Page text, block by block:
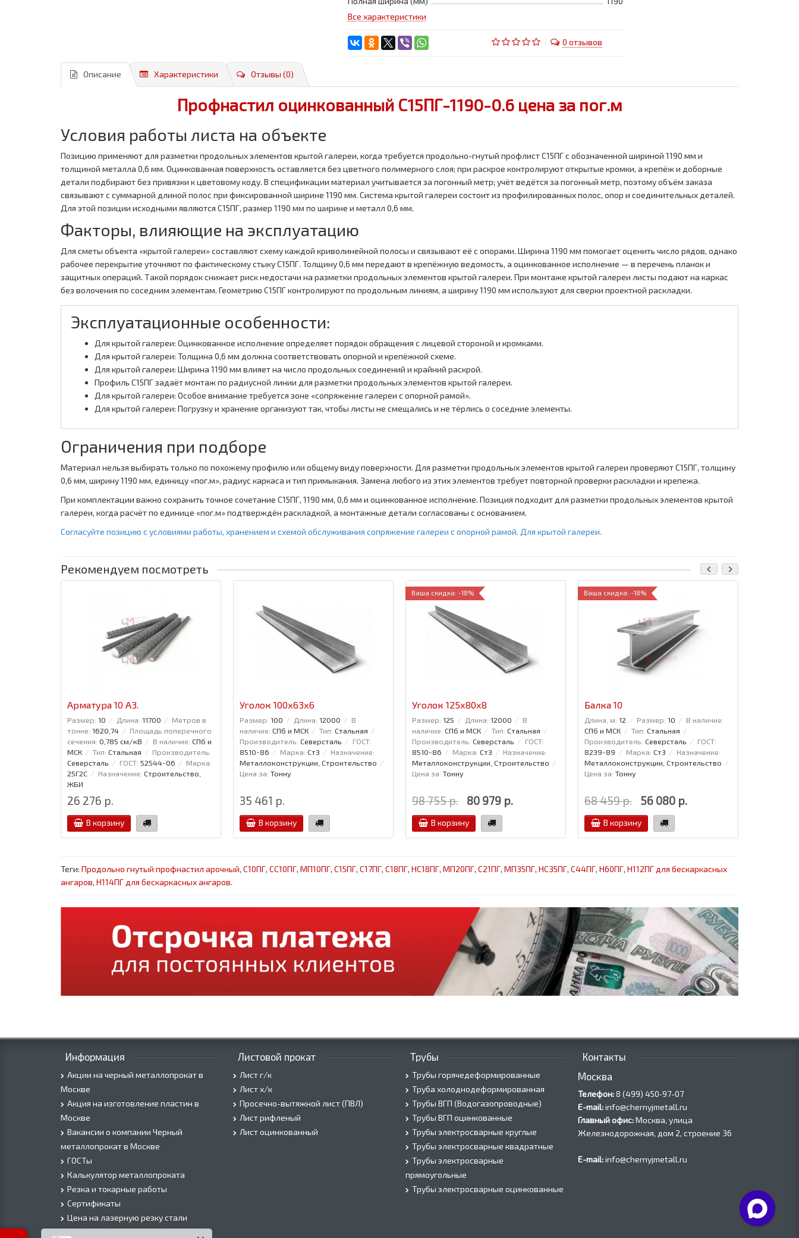
Все характеристики
0 отзывов
Описание Характеристики Отзывы (0)
Профнастил оцинкованный С15ПГ-1190-0.6 цена за пог.м
Условия работы листа на объекте
Позицию применяют для разметки продольных элементов крытой галереи, когда требуется продольно-гнутый профлист С15ПГ с обозначенной шириной 1190 мм и
толщиной металла 0,6 мм. Оцинкованная поверхность оставляется без цветного полимерного слоя; при раскрое контролируют открытые кромки, а крепёж и доборные
детали подбирают без привязки к цветовому коду. В спецификации материал учитывается за погонный метр; учёт ведётся за погонный метр, поэтому объём заказа
связывают с суммарной длиной полос при фиксированной ширине 1190 мм. Система крытой галереи состоит из профилированных полос, опор и соединительных деталей.
Для этой позиции исходными являются С15ПГ, размер 1190 мм по ширине и металл 0,6 мм.
Факторы, влияющие на эксплуатацию
Для сметы объекта «крытой галереи» составляют схему каждой криволинейной полосы и связывают её с опорами. Ширина 1190 мм помогает оценить число рядов, однако
рабочее перекрытие уточняют по фактическому стыку С15ПГ. Толщину 0,6 мм передают в крепёжную ведомость, а оцинкованное исполнение — в перечень планок и
защитных операций. Такой порядок снижает риск недостачи на разметки продольных элементов крытой галереи. При монтаже крытой галереи листы подают на каркас
без волочения по соседним элементам. Геометрию С15ПГ контролируют по продольным линиям, а ширину 1190 мм используют для сверки проектной раскладки.
Эксплуатационные особенности:
Для крытой галереи: Оцинкованное исполнение определяет порядок обращения с лицевой стороной и кромками.
Для крытой галереи: Толщина 0,6 мм должна соответствовать опорной и крепёжной схеме.
Для крытой галереи: Ширина 1190 мм влияет на число продольных соединений и крайний раскрой.
Профиль С15ПГ задаёт монтаж по радиусной линии для разметки продольных элементов крытой галереи.
Для крытой галереи: Особое внимание требуется зоне «сопряжение галереи с опорной рамой».
Для крытой галереи: Погрузку и хранение организуют так, чтобы листы не смещались и не тёрлись о соседние элементы.
Ограничения при подборе
Материал нельзя выбирать только по похожему профилю или общему виду поверхности. Для разметки продольных элементов крытой галереи проверяют С15ПГ, толщину
0,6 мм, ширину 1190 мм, единицу «пог.м», радиус каркаса и тип примыкания. Замена любого из этих элементов требует повторной проверки раскладки и крепежа.
При комплектации важно сохранить точное сочетание С15ПГ, 1190 мм, 0,6 мм и оцинкованное исполнение. Позиция подходит для разметки продольных элементов крытой
галереи, когда расчёт по единице «пог.м» подтверждён раскладкой, а монтажные детали согласованы с основанием.
Согласуйте позицию с условиями работы, хранением и схемой обслуживания сопряжение галереи с опорной рамой. Для крытой галереи.
Рекомендуем посмотреть
Арматура 10 А3.
Размер: 10 Длина: 11700
Метров в
тонне: 1620,74
Площадь поперечного
сечения: 0,785 см/кВ В наличие: СПб и
МСК
Тип: Стальная
Производитель:
Северсталь
ГОСТ: 52544-06
Марка:
25Г2С
Назначение: Строительство,
ЖБИ
26 276 р.
В корзину
Уголок 100x63x6
Размер: 100 Длина: 12000
В
наличие: СПб и МСК Тип: Стальная
Производитель: Северсталь
ГОСТ:
8510-86
Марка: Ст3
Назначение:
Металлоконструкции, Строительство
Цена за: Тонну
35 461 р.
В корзину
Ваша скидка: -18%
Уголок 125x80x8
Размер: 125 Длина: 12000
В
наличие: СПб и МСК Тип: Стальная
Производитель: Северсталь
ГОСТ:
8510-86
Марка: Ст3
Назначение:
Металлоконструкции, Строительство
Цена за: Тонну
98 755 р. 80 979 р.
В корзину
Ваша скидка: -18%
Балка 10
Длина, м: 12 Размер: 10
В наличие:
СПб и МСК
Тип: Стальная
Производитель: Северсталь
ГОСТ:
8239-89
Марка: Ст3
Назначение:
Металлоконструкции, Строительство
Цена за: Тонну
68 459 р. 56 080 р.
В корзину
Теги: Продольно гнутый профнастил арочный, С10ПГ, СС10ПГ, МП10ПГ, С15ПГ, С17ПГ, С18ПГ, НС18ПГ, МП20ПГ, С21ПГ, МП35ПГ, НС35ПГ, С44ПГ, Н60ПГ, Н112ПГ для бескаркасных
ангаров, Н114ПГ для бескаркасных ангаров.
Информация
Акции на черный металлопрокат в
Москве
Акция на изготовление пластин в
Москве
Вакансии о компании Черный
металлопрокат в Москве
ГОСТы
Калькулятор металлопроката
Резка и токарные работы
Сертификаты
Цена на лазерную резку стали
Цена на плазменую резку стали
Листовой прокат
Лист г/к
Лист х/к
Просечно-вытяжной лист (ПВЛ)
Лист рифленый
Лист оцинкованный
Трубы
Трубы горячедеформированные
Труба холоднодеформированная
Трубы ВГП (Водогазопроводные)
Трубы ВГП оцинкованные
Трубы электросварные круглые
Трубы электросварные квадратные
Трубы электросварные
прямоугольные
Трубы электросварные оцинкованные
Контакты
Москва
Телефон:8 (499) 450‑97-07
E-mail:info@chernyjmetall.ru
Главный офис:Москва, улица
Железнодорожная, дом 2, строение 36
E-mail:info@chernyjmetall.ru